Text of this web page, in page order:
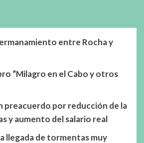
entre Rocha y
“Milagro en el Cabo y otros
preacuerdo por reducción de la
y aumento del salario real
llegada de tormentas muy